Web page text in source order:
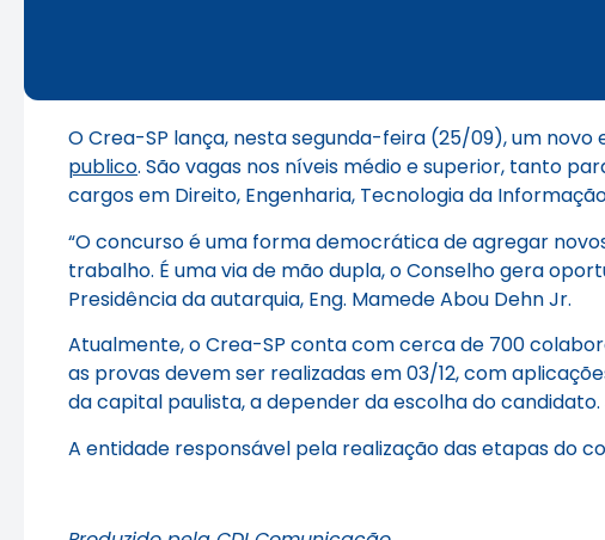
O Crea-SP lança, nesta segunda-feira (25/09), um
publico. São vagas nos níveis médio e superior, tanto
cargos em Direito, Engenharia, Tecnologia da
“O concurso é uma forma democrática de agregar
trabalho. É uma via de mão dupla, o Conselho gera
Presidência da autarquia, Eng. Mamede Abou Dehn Jr.
Atualmente, o Crea-SP conta com cerca de 700
as provas devem ser realizadas em 03/12, com
da capital paulista, a depender da escolha do
A entidade responsável pela realização das etapas do